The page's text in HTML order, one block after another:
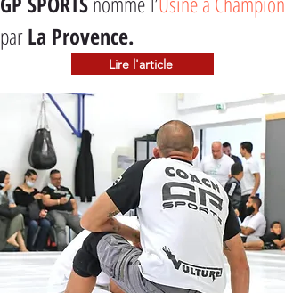
par La Provence.
Lire l'article